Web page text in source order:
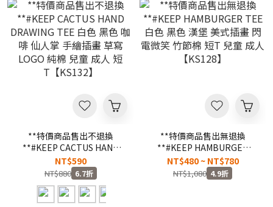
**特價商品售出不退換
**#KEEP CACTUS HAND
DRAWING TEE 白色 黑色 咖
啡 仙人掌 手繪插畫 草寫
LOGO 純棉 兒童 成人 短
T【KS132】
NT$590
NT$880 6.7折
**特價商品售出無退換
**#KEEP HAMBURGER
TEE 白色 黑色 漢堡 美式插
畫 閃電微笑 竹節棉 短T 兒童
成人【KS128】
NT$480 ~ NT$780
NT$1,080 4.9折